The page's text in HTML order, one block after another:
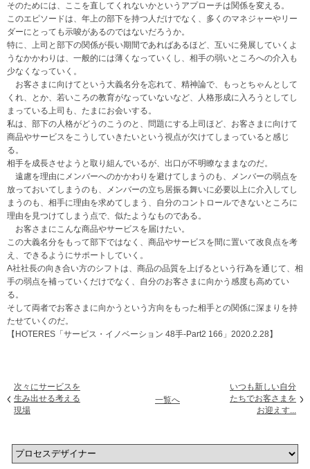
そのためには、ここを直してくれないかというアプローチは関係を変える。
このエピソードは、年上の部下を持つ人だけでなく、多くのマネジャーやリー
ダーにとっても示唆があるのではないだろうか。
特に、上司と部下の関係が長い期間であればあるほど、互いに発展していくよ
うなかかわりは、一般的には薄くなっていくし、相手の弱いところへの介入も
少なくなっていく。
お客さまに向けてという大義名分を忘れて、精神論で、もっとちゃんとして
くれ、とか、若いころの教育がなっていないなど、人格形成に入ろうとしてし
まっている上司も、たまにお会いする。
私は、部下の人格がどうのこうのと、問題にする上司ほど、お客さまに向けて
商品やサービスをこうしていきたいという視点が欠けてしまっていると感じ
る。
相手を成長させようと取り組んでいるが、出口が不明瞭なままなのだ。
遠慮を理由にメンバーへのかかわりを避けてしまうのも、メンバーの弱点を
放っておいてしまうのも、メンバーの立ち居振る舞いに必要以上に介入してし
まうのも、相手に理由を求めてしまう、自分のコントロールできないところに
理由を見つけてしまう点で、似たようなものである。
お客さまにこんな商品やサービスを届けたい。
この大義名分をもって部下ではなく、商品やサービスを間に置いて改良点を考
え、できるようにサポートしていく。
A社社長の向き合い方のシフトは、商品の品質を上げるという行為を通じて、相
手の弱点を補っていくだけでなく、自分のお客さまに向かう感度も高めてい
る。
そして両者でお客さまに向かうという方向をもった相手との関係に深まりを持
たせていくのだ。
【HOTERES「サービス・イノベーション 48手-Part2 166」2020.2.28】
次々にサービスを
生み出せる考える
現場
一覧へ
いつも新しい自分
たちでお客さまを
お迎えす...